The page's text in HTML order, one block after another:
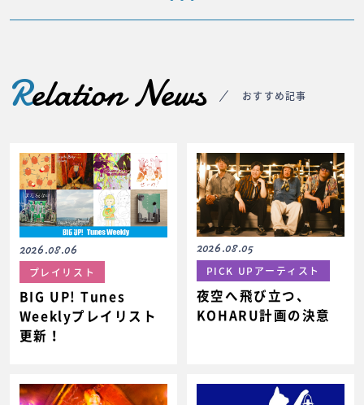
Relation News おすすめ記事
2026.08.06
プレイリスト
BIG UP! Tunes
Weeklyプレイリスト
更新！
2026.08.05
PICK UPアーティスト
夜空へ飛び立つ、
KOHARU計画の決意